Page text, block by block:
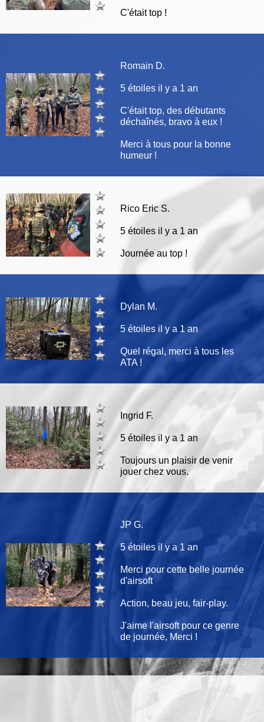
C'était top !
Romain D.
5 étoiles il y a 1 an
C'était top, des débutants
déchaînés, bravo à eux !
Merci à tous pour la bonne
humeur !
Rico Eric S.
5 étoiles il y a 1 an
Journée au top !
Dylan M.
5 étoiles il y a 1 an
Quel régal, merci à tous les
ATA !
Ingrid F.
5 étoiles il y a 1 an
Toujours un plaisir de venir
jouer chez vous.
JP G.
5 étoiles il y a 1 an
Merci pour cette belle journée
d'airsoft
Action, beau jeu, fair-play.
J'aime l'airsoft pour ce genre
de journée, Merci !